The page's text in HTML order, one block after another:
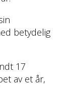
betydelig
17
av et år,